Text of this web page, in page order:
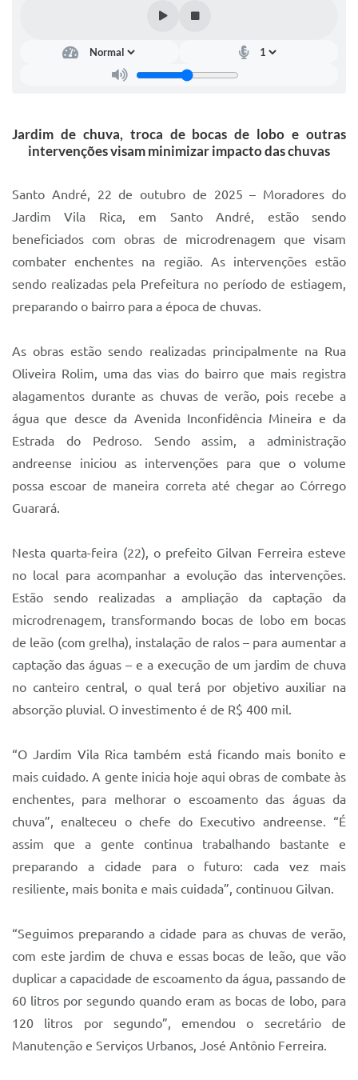
Legislação
Lei de acesso à informação
Mobilidade Urbana Sustentável
Parque Escola
Portal da Educação
Quadra Fiscal
Autarquias
Jardim de chuva, troca de bocas de lobo e outras
intervenções visam minimizar impacto das chuvas
Santo André, 22 de outubro de 2025 – Moradores do
Jardim Vila Rica, em Santo André, estão sendo
beneficiados com obras de microdrenagem que visam
combater enchentes na região. As intervenções estão
sendo realizadas pela Prefeitura no período de estiagem,
preparando o bairro para a época de chuvas.
As obras estão sendo realizadas principalmente na Rua
Oliveira Rolim, uma das vias do bairro que mais registra
alagamentos durante as chuvas de verão, pois recebe a
água que desce da Avenida Inconfidência Mineira e da
Estrada do Pedroso. Sendo assim, a administração
andreense iniciou as intervenções para que o volume
possa escoar de maneira correta até chegar ao Córrego
Guarará.
Nesta quarta-feira (22), o prefeito Gilvan Ferreira esteve
no local para acompanhar a evolução das intervenções.
Estão sendo realizadas a ampliação da captação da
microdrenagem, transformando bocas de lobo em bocas
de leão (com grelha), instalação de ralos – para aumentar a
captação das águas – e a execução de um jardim de chuva
no canteiro central, o qual terá por objetivo auxiliar na
absorção pluvial. O investimento é de R$ 400 mil.
“O Jardim Vila Rica também está ficando mais bonito e
mais cuidado. A gente inicia hoje aqui obras de combate às
enchentes, para melhorar o escoamento das águas da
chuva”, enalteceu o chefe do Executivo andreense. “É
assim que a gente continua trabalhando bastante e
preparando a cidade para o futuro: cada vez mais
resiliente, mais bonita e mais cuidada”, continuou Gilvan.
“Seguimos preparando a cidade para as chuvas de verão,
com este jardim de chuva e essas bocas de leão, que vão
duplicar a capacidade de escoamento da água, passando de
60 litros por segundo quando eram as bocas de lobo, para
120 litros por segundo”, emendou o secretário de
Manutenção e Serviços Urbanos, José Antônio Ferreira.